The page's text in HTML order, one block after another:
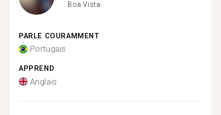
Boa Vista
PARLE COURAMMENT
Portugais
APPREND
Anglais